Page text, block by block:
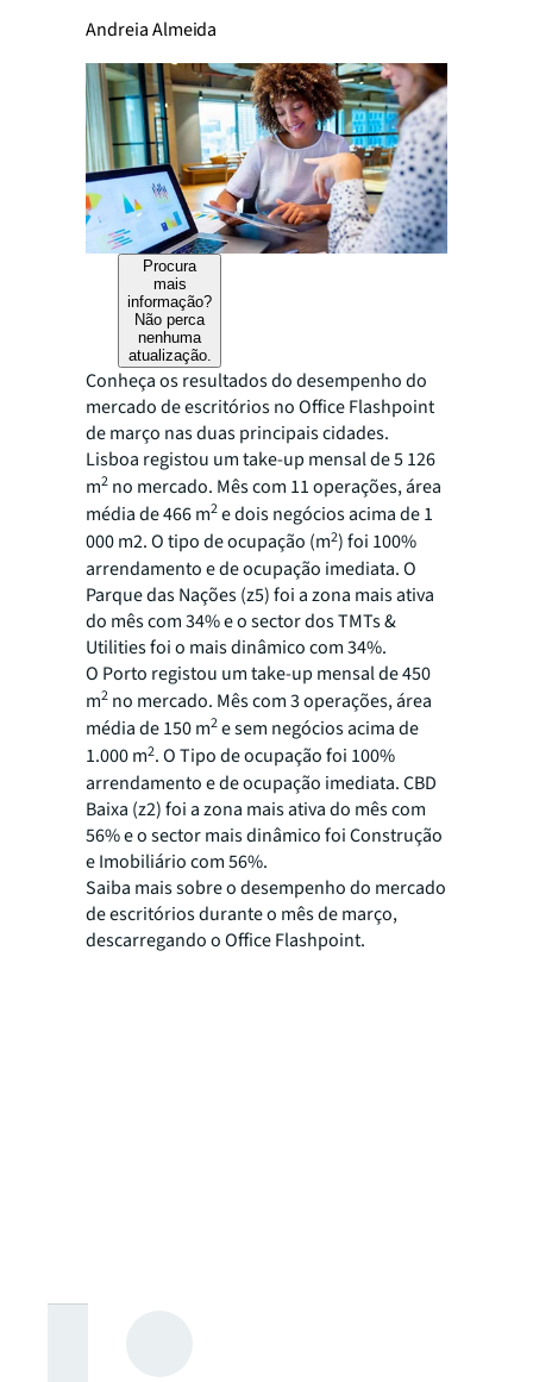
Andreia Almeida
Procura
mais
informação?
Não perca
nenhuma
atualização.
Conheça os resultados do desempenho do
mercado de escritórios no Office Flashpoint
de março nas duas principais cidades.
Lisboa registou um take-up mensal de 5 126
m2 no mercado. Mês com 11 operações, área
média de 466 m2e dois negócios acima de 1
000 m2. O tipo de ocupação (m2) foi 100%
arrendamento e de ocupação imediata. O
Parque das Nações (z5) foi a zona mais ativa
do mês com 34% e o sector dos TMTs &
Utilities foi o mais dinâmico com 34%.
O Porto registou um take-up mensal de 450
m2 no mercado. Mês com 3 operações, área
média de 150 m2e sem negócios acima de
1.000 m2. O Tipo de ocupação foi 100%
arrendamento e de ocupação imediata. CBD
Baixa (z2) foi a zona mais ativa do mês com
56% e o sector mais dinâmico foi Construção
e Imobiliário com 56%.
Saiba mais sobre o desempenho do mercado
de escritórios durante o mês de março,
descarregando o Office Flashpoint.